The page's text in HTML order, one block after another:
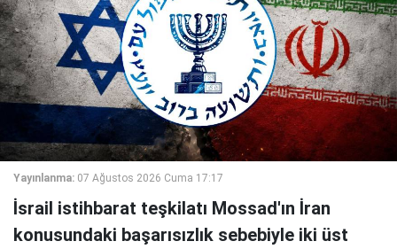
Yayınlanma: 07 Ağustos 2026 Cuma 17:17
İsrail istihbarat teşkilatı Mossad'ın İran
konusundaki başarısızlık sebebiyle iki üst